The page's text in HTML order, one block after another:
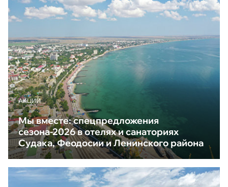
АКЦИИ
Мы вместе: спецпредложения
сезона-2026 в отелях и санаториях
Судака, Феодосии и Ленинского района